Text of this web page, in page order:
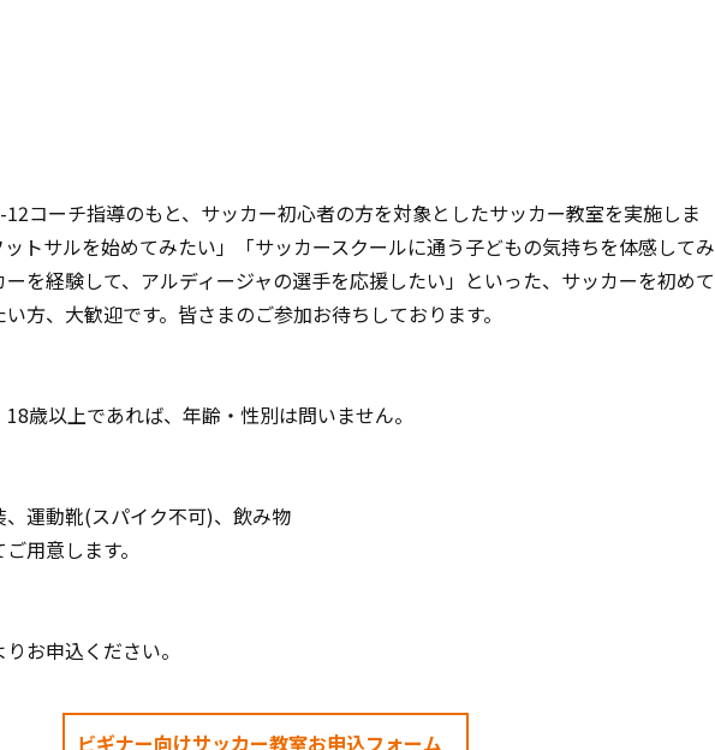
コーチ指導のもと、サッカー初心者の方を対象としたサッカー教室を実施しま
トサルを始めてみたい」「サッカースクールに通う子どもの気持ちを体感してみ
を経験して、アルディージャの選手を応援したい」といった、サッカーを初めて
方、大歓迎です。皆さまのご参加お待ちしております。
歳以上であれば、年齢・性別は問いません。
運動靴(スパイク不可)、飲み物
用意します。
お申込ください。
ビギナー向けサッカー教室お申込フォーム